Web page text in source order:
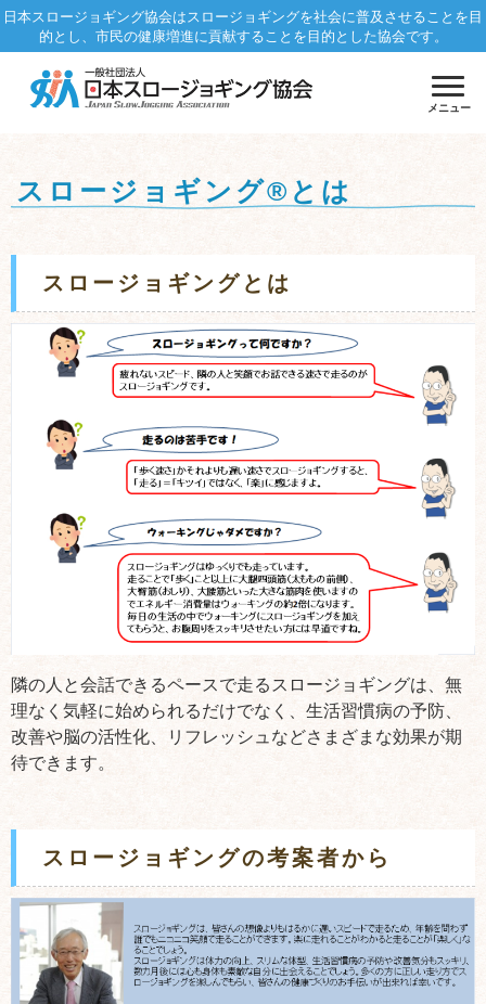
日本スロージョギング協会はスロージョギングを社会に普及させることを目
的とし、市民の健康増進に貢献することを目的とした協会です。
メニュー
スロージョギング®とは
スロージョギングとは
隣の人と会話できるペースで走るスロージョギングは、無
理なく気軽に始められるだけでなく、生活習慣病の予防、
改善や脳の活性化、リフレッシュなどさまざまな効果が期
待できます。
スロージョギングの考案者から